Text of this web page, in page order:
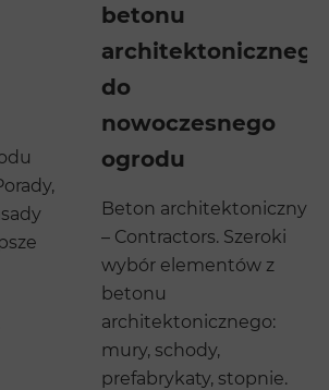
betonu
architektonicznego
do
nowoczesnego
ogrodu
Beton architektoniczny
– Contractors. Szeroki
wybór elementów z
betonu
architektonicznego:
mury, schody,
prefabrykaty, stopnie.